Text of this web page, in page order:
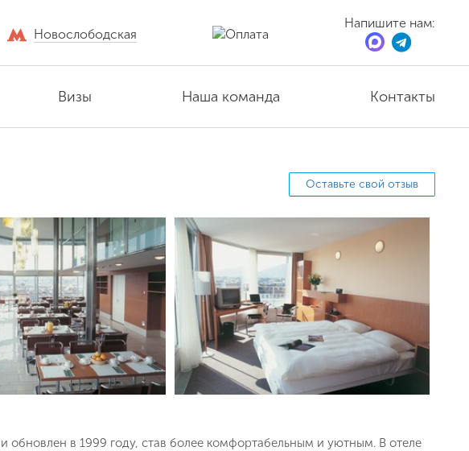
Новослободская
Напишите нам:
Визы Наша команда Контакты
Оставьте свой отзыв
в 1999 году, став более комфортабельным и уютным. В отеле